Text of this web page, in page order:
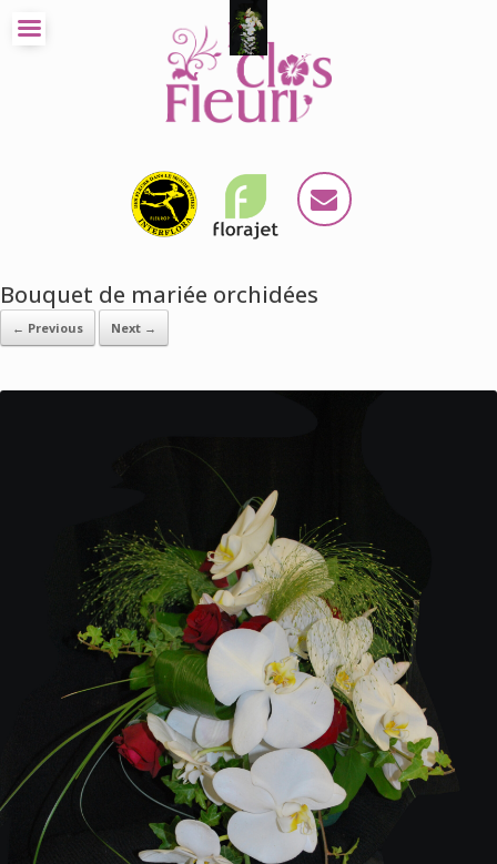
Bouquet de mariée orchidées
← Previous Next →